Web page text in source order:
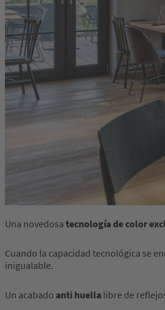
Una novedosa tecnología de color
Cuando la capacidad tecnológica se
inigualable.
Un acabado anti huella libre de